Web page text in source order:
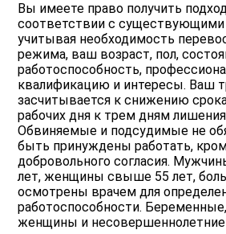
Вы имеете право получить
соответствии с
учитывая необходимость
режима, ваш возраст, пол,
работоспособность,
квалификацию и интересы. Ваш
засчитывается к снижению
рабочих дня к трем дням
Обвиняемые и подсудимые не
быть принуждены работать,
добровольного согласия.
лет, женщины свыше 55 лет,
осмотрены врачем для
работоспособности.
женщины и несовершеннолетние